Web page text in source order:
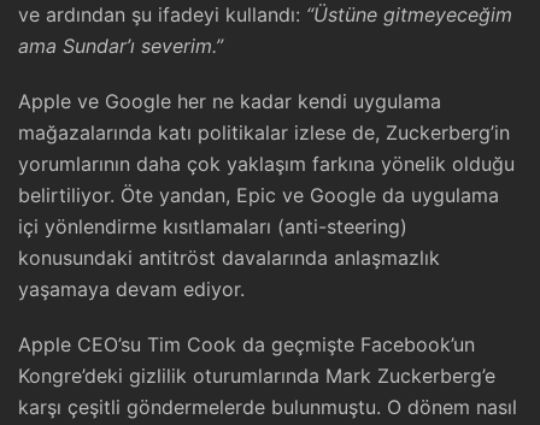
ve ardından şu ifadeyi kullandı: “Üstüne gitmeyeceğim
ama Sundar’ı severim.”
Apple ve Google her ne kadar kendi uygulama
mağazalarında katı politikalar izlese de, Zuckerberg’in
yorumlarının daha çok yaklaşım farkına yönelik olduğu
belirtiliyor. Öte yandan, Epic ve Google da uygulama
içi yönlendirme kısıtlamaları (anti-steering)
konusundaki antitröst davalarında anlaşmazlık
yaşamaya devam ediyor.
Apple CEO’su Tim Cook da geçmişte Facebook’un
Kongre’deki gizlilik oturumlarında Mark Zuckerberg’e
karşı çeşitli göndermelerde bulunmuştu. O dönem nasıl